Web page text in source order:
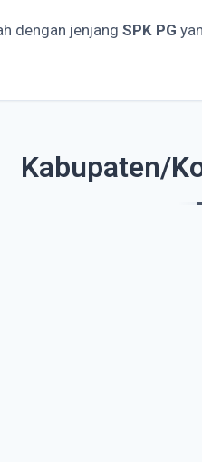
dengan jenjang SPK PG
Kabupaten/